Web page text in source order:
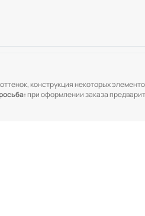
конструкция некоторых
при оформлении заказа